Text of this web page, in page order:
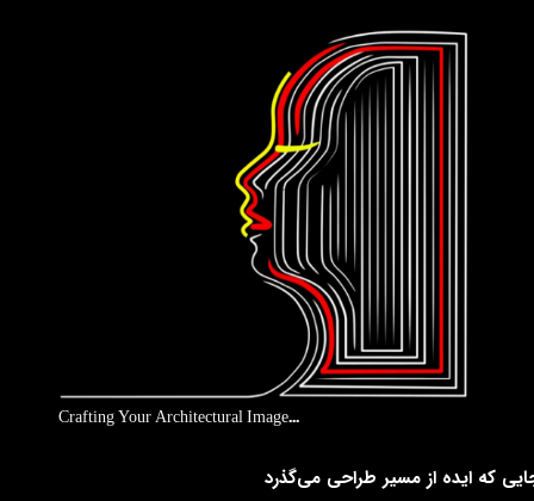
...Crafting Your Architectural Image
که ایده از مسیر طراحی می‌گذرد​​​​​​​